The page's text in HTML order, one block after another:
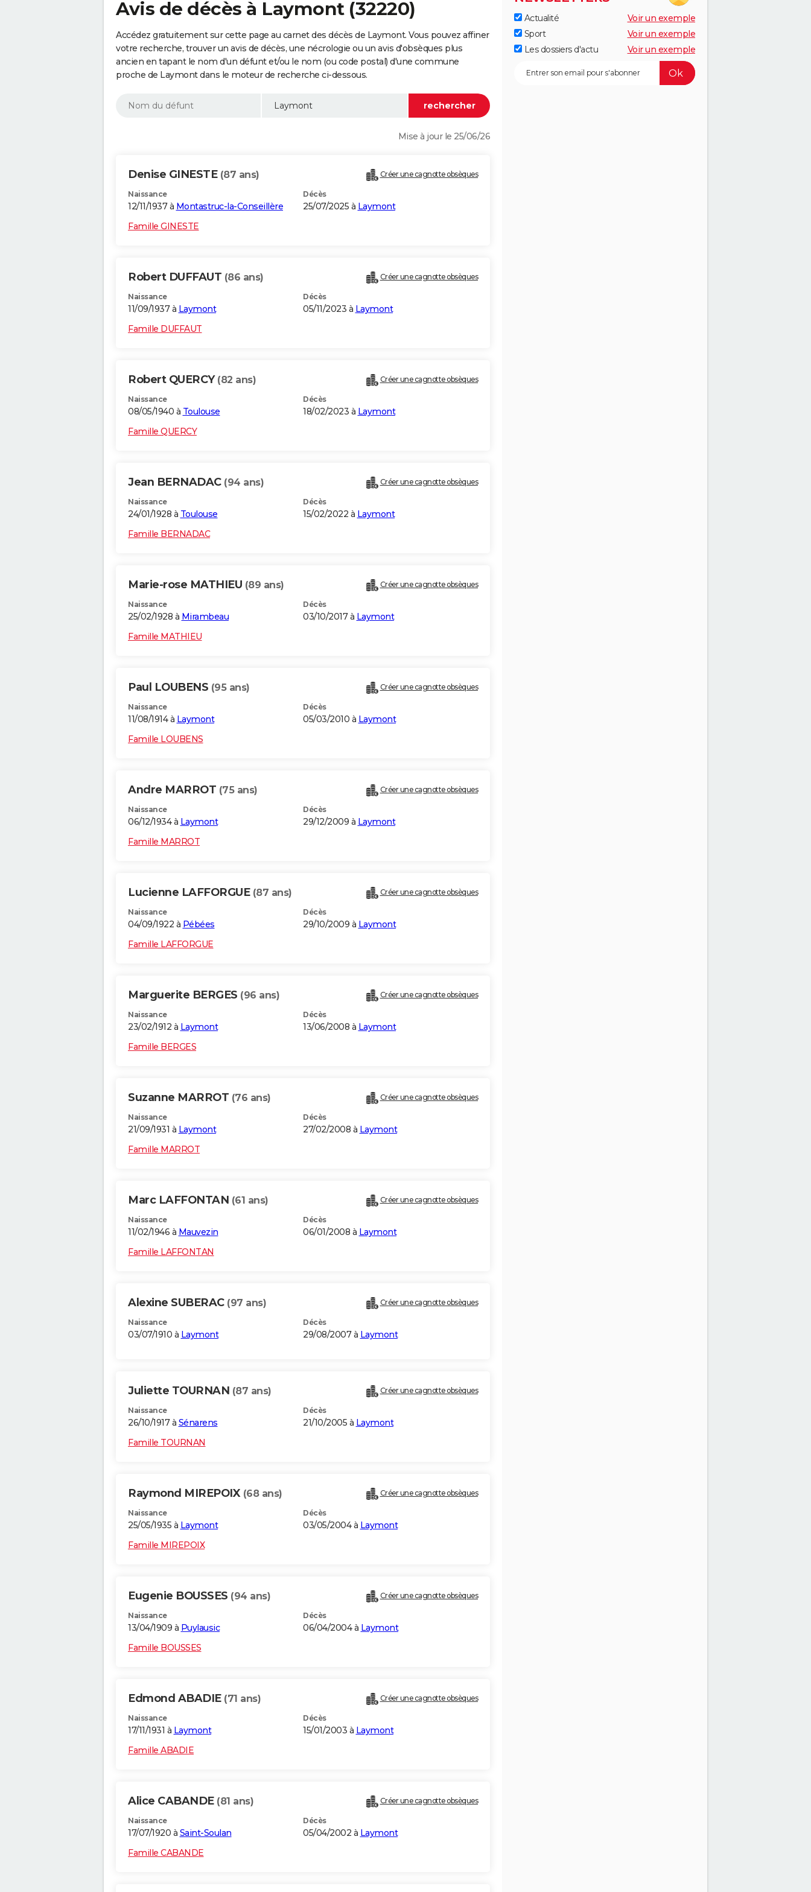
Avis de décès à Laymont (32220)
Accédez gratuitement sur cette page au carnet des décès de Laymont. Vous pouvez affiner
votre recherche, trouver un avis de décès, une nécrologie ou un avis d'obsèques plus
ancien en tapant le nom d'un défunt et/ou le nom (ou code postal) d'une commune
proche de Laymont dans le moteur de recherche ci-dessous.
Mise à jour le 25/06/26
Denise GINESTE (87 ans) Créer une cagnotte obsèques
Naissance
12/11/1937 à Montastruc-la-Conseillère
Décès
25/07/2025 à Laymont
Famille GINESTE
Robert DUFFAUT (86 ans) Créer une cagnotte obsèques
Naissance
11/09/1937 à Laymont
Décès
05/11/2023 à Laymont
Famille DUFFAUT
Robert QUERCY (82 ans) Créer une cagnotte obsèques
Naissance
08/05/1940 à Toulouse
Décès
18/02/2023 à Laymont
Famille QUERCY
Jean BERNADAC (94 ans) Créer une cagnotte obsèques
Naissance
24/01/1928 à Toulouse
Décès
15/02/2022 à Laymont
Famille BERNADAC
Marie-rose MATHIEU (89 ans) Créer une cagnotte obsèques
Naissance
25/02/1928 à Mirambeau
Décès
03/10/2017 à Laymont
Famille MATHIEU
Paul LOUBENS (95 ans) Créer une cagnotte obsèques
Naissance
11/08/1914 à Laymont
Décès
05/03/2010 à Laymont
Famille LOUBENS
Andre MARROT (75 ans) Créer une cagnotte obsèques
Naissance
06/12/1934 à Laymont
Décès
29/12/2009 à Laymont
Famille MARROT
Lucienne LAFFORGUE (87 ans) Créer une cagnotte obsèques
Naissance
04/09/1922 à Pébées
Décès
29/10/2009 à Laymont
Famille LAFFORGUE
Marguerite BERGES (96 ans) Créer une cagnotte obsèques
Naissance
23/02/1912 à Laymont
Décès
13/06/2008 à Laymont
Famille BERGES
Suzanne MARROT (76 ans) Créer une cagnotte obsèques
Naissance
21/09/1931 à Laymont
Décès
27/02/2008 à Laymont
Famille MARROT
Marc LAFFONTAN (61 ans) Créer une cagnotte obsèques
Naissance
11/02/1946 à Mauvezin
Décès
06/01/2008 à Laymont
Famille LAFFONTAN
Alexine SUBERAC (97 ans) Créer une cagnotte obsèques
Naissance
03/07/1910 à Laymont
Décès
29/08/2007 à Laymont
Juliette TOURNAN (87 ans) Créer une cagnotte obsèques
Naissance
26/10/1917 à Sénarens
Décès
21/10/2005 à Laymont
Famille TOURNAN
Raymond MIREPOIX (68 ans) Créer une cagnotte obsèques
Naissance
25/05/1935 à Laymont
Décès
03/05/2004 à Laymont
Famille MIREPOIX
Eugenie BOUSSES (94 ans) Créer une cagnotte obsèques
Naissance
13/04/1909 à Puylausic
Décès
06/04/2004 à Laymont
Famille BOUSSES
Edmond ABADIE (71 ans) Créer une cagnotte obsèques
Naissance
17/11/1931 à Laymont
Décès
15/01/2003 à Laymont
Famille ABADIE
Alice CABANDE (81 ans) Créer une cagnotte obsèques
Naissance
17/07/1920 à Saint-Soulan
Décès
05/04/2002 à Laymont
Famille CABANDE
Actualité
Voir un exemple
Sport
Voir un exemple
Les dossiers d'actu
Voir un exemple